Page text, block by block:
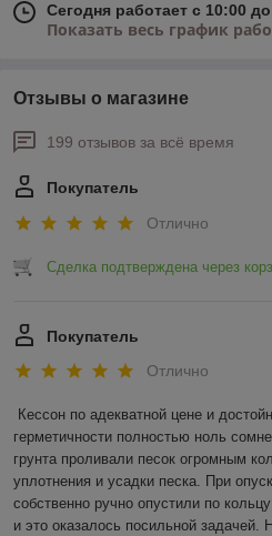
Сегодня работает с 10:00
Показать весь график
Отзывы о магазине
199 отзывов за всё время
Покупатель
Отлично
Сделка подтверждена через
Покупатель
Отлично
Кессон по адекватной цене и
герметичности полностью ноль
грунта проливали песок огромным
уплотнения и усадки песка. При
собственно ручно опустили по
и это оказалось посильной задачей.